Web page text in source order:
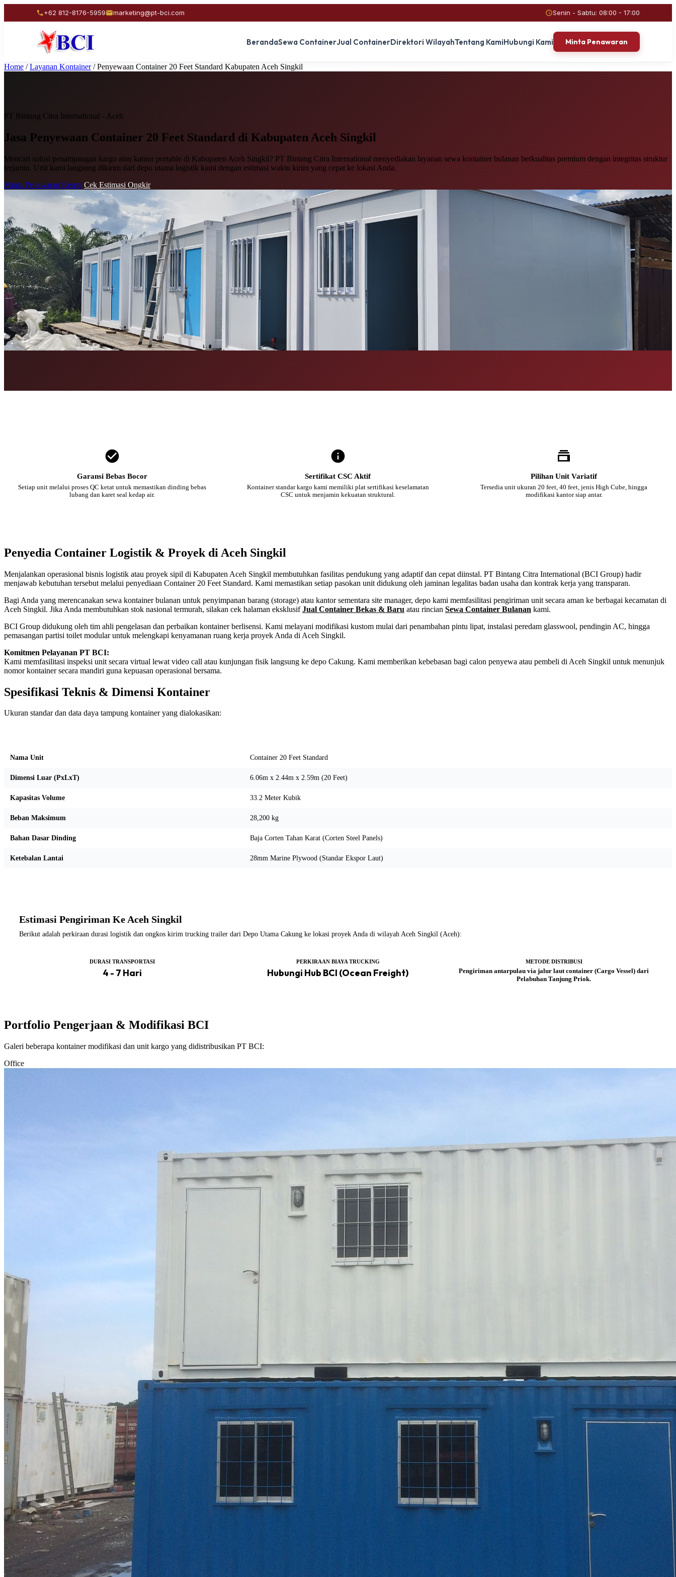
+62 812-8176-5959 marketing@pt-bci.com Senin - Sabtu: 08:00 - 17:00
BerandaSewa ContainerJual ContainerDirektori WilayahTentang KamiHubungi Kami Minta Penawaran
Home / Layanan Kontainer / Penyewaan Container 20 Feet Standard Kabupaten Aceh Singkil
PT Bintang Citra International - Aceh
Jasa Penyewaan Container 20 Feet Standard di Kabupaten Aceh Singkil
Mencari solusi penampangan kargo atau kantor portable di Kabupaten Aceh Singkil? PT Bintang Citra International menyediakan layanan sewa kontainer bulanan berkualitas premium dengan integritas struktur
terjamin. Unit kami langsung dikirim dari depo utama logistik kami dengan estimasi waktu kirim yang cepat ke lokasi Anda.
Minta Penawaran Resmi Cek Estimasi Ongkir
Garansi Bebas Bocor
Setiap unit melalui proses QC ketat untuk memastikan dinding bebas
lubang dan karet seal kedap air.
Sertifikat CSC Aktif
Kontainer standar kargo kami memiliki plat sertifikasi keselamatan
CSC untuk menjamin kekuatan struktural.
Pilihan Unit Variatif
Tersedia unit ukuran 20 feet, 40 feet, jenis High Cube, hingga
modifikasi kantor siap antar.
Penyedia Container Logistik & Proyek di Aceh Singkil
Menjalankan operasional bisnis logistik atau proyek sipil di Kabupaten Aceh Singkil membutuhkan fasilitas pendukung yang adaptif dan cepat diinstal. PT Bintang Citra International (BCI Group) hadir
menjawab kebutuhan tersebut melalui penyediaan Container 20 Feet Standard. Kami memastikan setiap pasokan unit didukung oleh jaminan legalitas badan usaha dan kontrak kerja yang transparan.
Bagi Anda yang merencanakan sewa kontainer bulanan untuk penyimpanan barang (storage) atau kantor sementara site manager, depo kami memfasilitasi pengiriman unit secara aman ke berbagai kecamatan di
Aceh Singkil. Jika Anda membutuhkan stok nasional termurah, silakan cek halaman eksklusifJual Container Bekas & Baru atau rincian Sewa Container Bulanan kami.
BCI Group didukung oleh tim ahli pengelasan dan perbaikan kontainer berlisensi. Kami melayani modifikasi kustom mulai dari penambahan pintu lipat, instalasi peredam glasswool, pendingin AC, hingga
pemasangan partisi toilet modular untuk melengkapi kenyamanan ruang kerja proyek Anda di Aceh Singkil.
Komitmen Pelayanan PT BCI:
Kami memfasilitasi inspeksi unit secara virtual lewat video call atau kunjungan fisik langsung ke depo Cakung. Kami memberikan kebebasan bagi calon penyewa atau pembeli di Aceh Singkil untuk menunjuk
nomor kontainer secara mandiri guna kepuasan operasional bersama.
Spesifikasi Teknis & Dimensi Kontainer
Ukuran standar dan data daya tampung kontainer yang dialokasikan:
Nama Unit Container 20 Feet Standard
Dimensi Luar (PxLxT) 6.06m x 2.44m x 2.59m (20 Feet)
Kapasitas Volume 33.2 Meter Kubik
Beban Maksimum 28,200 kg
Bahan Dasar Dinding Baja Corten Tahan Karat (Corten Steel Panels)
Ketebalan Lantai 28mm Marine Plywood (Standar Ekspor Laut)
Estimasi Pengiriman Ke Aceh Singkil
Berikut adalah perkiraan durasi logistik dan ongkos kirim trucking trailer dari Depo Utama Cakung ke lokasi proyek Anda di wilayah Aceh Singkil (Aceh):
DURASI TRANSPORTASI
4 - 7 Hari
PERKIRAAN BIAYA TRUCKING
Hubungi Hub BCI (Ocean Freight)
METODE DISTRIBUSI
Pengiriman antarpulau via jalur laut container (Cargo Vessel) dari
Pelabuhan Tanjung Priok.
Portfolio Pengerjaan & Modifikasi BCI
Galeri beberapa kontainer modifikasi dan unit kargo yang didistribusikan PT BCI:
Office